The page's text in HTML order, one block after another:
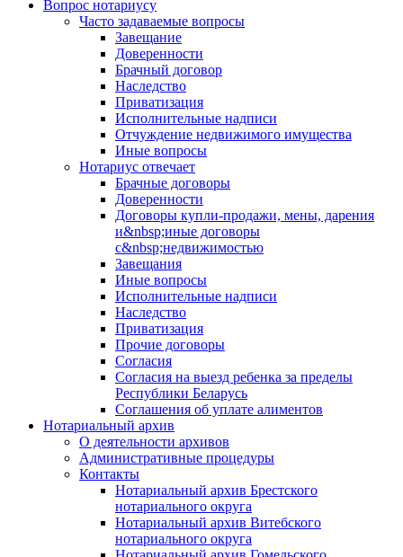
Вопрос нотариусу
Часто задаваемые вопросы
Завещание
Доверенности
Брачный договор
Наследство
Приватизация
Исполнительные надписи
Отчуждение недвижимого имущества
Иные вопросы
Нотариус отвечает
Брачные договоры
Доверенности
Договоры купли-продажи, мены, дарения
и&nbsp;иные договоры
с&nbsp;недвижимостью
Завещания
Иные вопросы
Исполнительные надписи
Наследство
Приватизация
Прочие договоры
Согласия
Согласия на выезд ребенка за пределы
Республики Беларусь
Соглашения об уплате алиментов
Нотариальный архив
О деятельности архивов
Административные процедуры
Контакты
Нотариальный архив Брестского
нотариального округа
Нотариальный архив Витебского
нотариального округа